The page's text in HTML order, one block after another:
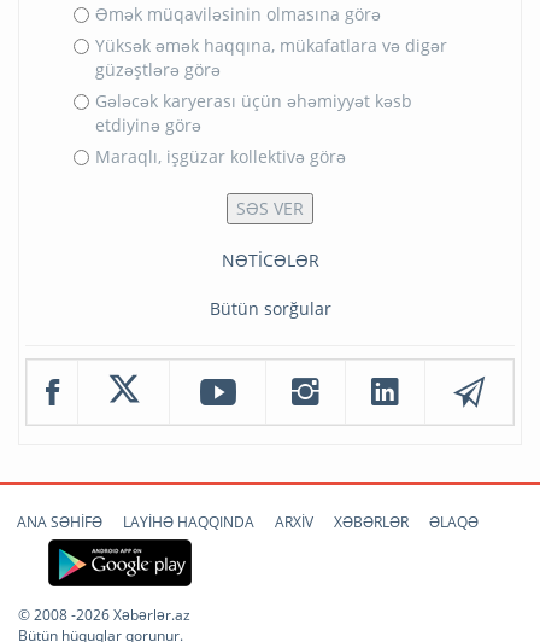
Əmək müqaviləsinin olmasına görə
Yüksək əmək haqqına, mükafatlara və digər
güzəştlərə görə
Gələcək karyerası üçün əhəmiyyət kəsb
etdiyinə görə
Maraqlı, işgüzar kollektivə görə
NƏTİCƏLƏR
Bütün sorğular
ANA SƏHİFƏ LAYİHƏ HAQQINDA ARXİV XƏBƏRLƏR ƏLAQƏ
© 2008 -2026 Xəbərlər.az
Bütün hüquqlar qorunur.